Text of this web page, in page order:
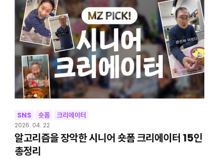
SNS 숏폼 크리에이터
2026. 04. 22
알고리즘을 장악한 시니어 숏폼 크리에이터 15인
총정리